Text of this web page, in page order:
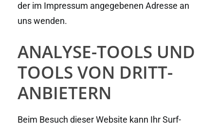
der im Impressum angegebenen Adresse an
uns wenden.
ANALYSE-TOOLS UND
TOOLS VON DRITT­
ANBIETERN
Beim Besuch dieser Website kann Ihr Surf-